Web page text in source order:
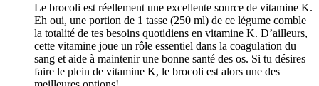
Le brocoli est réellement une excellente source de vitamine K.
Eh oui, une portion de 1 tasse (250 ml) de ce légume comble
la totalité de tes besoins quotidiens en vitamine K. D’ailleurs,
cette vitamine joue un rôle essentiel dans la coagulation du
sang et aide à maintenir une bonne santé des os. Si tu désires
faire le plein de vitamine K, le brocoli est alors une des